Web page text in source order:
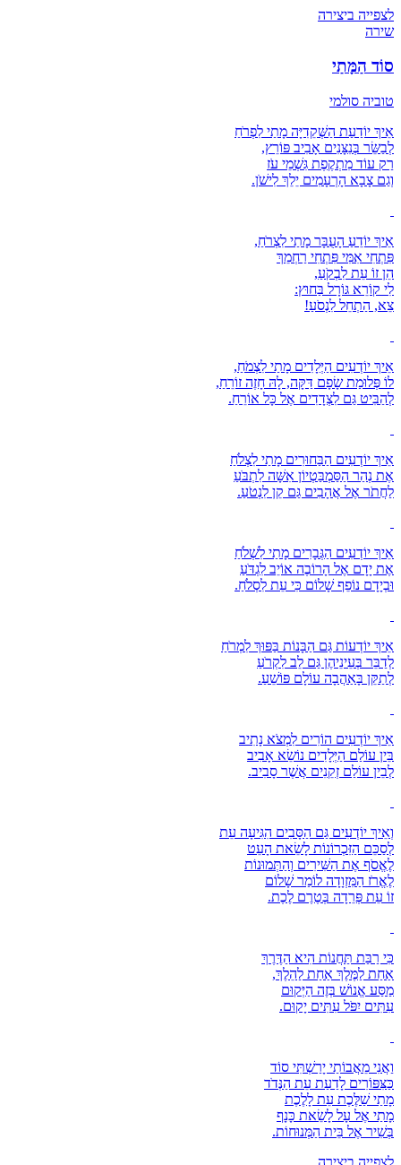
לצפייה ביצירה
שירה
סוֹד הַמָּתַי
טוביה סולמי
אֵיךְ יוֹדַעַת הַשְּׁקֵדִיָּה מָתַי לִפְרֹחַ
לְבַשֵּׂר בְּנִצָּנִים אָבִיב פּוֹרֵץ,
רַק עוֹד מִתְקֶפֶת גִּשְׁמֵי עֹז
וְגַם צָבָא הָרְעָמִים יֵלֵךְ לִישֹׁן.
אֵיךְ יוֹדֵעַ הָעֻבָּר מָתַי לִצְרֹחַ,
פִּתְחִי אִמִּי פִּתְחִי רַחְמֵךְ
הֵן זוֹ עֵת לִבְקֹעַ,
לִי קוֹרֵא גּוֹרָל בַּחוּץ:
צֵא, הַתְחֵל לִנְסֹעַ!
אֵיךְ יוֹדְעִים הַיְּלָדִים מָתַי לִצְמֹחַ,
לוֹ פְּלוּמַת שָׂפָם דַּקָּה, לָהּ חָזֶה זוֹרֵחַ,
לְהַבִּיט גַּם לִצְדָדִים אֶל כָּל אוֹרֵחַ.
אֵיךְ יוֹדְעִים הַבַּחוּרִים מָתַי לִצְלֹחַ
אֶת נְהַר הַסַּמְבַּטְיוֹן אִשָּׁה לִתְבֹּעַ
לַחֲתֹר אֶל אֲהָבִים גַּם קֵן לִנְטֹעַ.
אֵיךְ יוֹדְעִים הַגְּבָרִים מָתַי לִשְׁלֹחַ
אֶת יָדָם אֶל הָרוֹבֶה אוֹיֵב לִגְדֹּעַ
וּבְיָדָם נוֹפֵף שָׁלוֹם כִּי עֵת לִסְלֹחַ.
אֵיךְ יוֹדְעוֹת גַּם הַבָּנוֹת בַּפּוּךְ לִמְרֹחַ
לְדַבֵּר בְּעֵינֵיהֶן גַּם לֵב לִקְרֹעַ
לְתַקֵּן בָּאַהֲבָה עוֹלָם פּוֹשֵׁעַ.
אֵיךְ יוֹדְעִים הוֹרִים לִמְצֹא נָתִיב
בֵּין עוֹלַם הַיְּלָדִים נוֹשֵׂא אָבִיב
לְבֵין עוֹלַם זְקֵנִים אֲשֶׁר סָבִיב.
וְאֵיךְ יוֹדְעִים גַּם הַסָּבִים הִגִּיעָה עֵת
לְסַכֵּם הַזִּכְרוֹנוֹת לָשֵׂאת הָעֵט
לֶאֱסֹף אֶת הַשִּׁירִים וְהַתְּמוּנוֹת
לֶאֱרֹז הַמִּזְוָדָה לוֹמַר שָׁלוֹם
זוֹ עֵת פְּרֵדָה בְּטֶרֶם לֶכֶת.
כִּי רַבַּת תַּחֲנוֹת הִיא הַדֶּרֶךְ
אַחַת לַמֶּלֶךְ אַחַת לַהֵלֶךְ,
מַסַּע אֱנוֹשׁ בְּזֶה הַיְּקוּם
עִתִּים יִפֹּל עִתִּים יָקוּם.
וַאֲנִי מֵאֲבוֹתַי יָרַשְׁתִּי סוֹד
כַּצִּפּוֹרִים לָדַעַת עֵת הַנְּדֹד
מָתַי שַׁלֶּכֶת עֵת לָלֶכֶת
מָתַי אֶל עָל לָשֵׂאת כָּנָף
בְּשִׁיר אֶל בֵּית הַמְּנוּחוֹת.
לצפייה ביצירה